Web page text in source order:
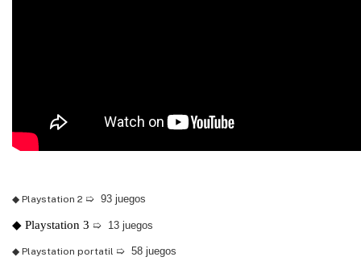
◆ Playstation 2 ➯ 93 juegos
◆ Playstation 3 ➯ 13 juegos
◆ Playstation portatil ➯ 58 juegos